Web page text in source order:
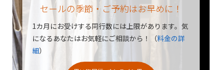
セールの季節・ご予約はお早めに！
1カ月にお受けする同行数には上限があります。気
になるあなたはお気軽にご相談から！（料金の詳
細）